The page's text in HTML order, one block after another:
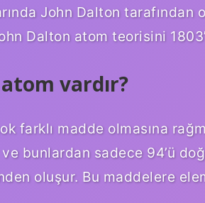
John Dalton
Dalton atom teorisini
vardır?
farklı madde olmasına
bunlardan sadece 94’ü
oluşur. Bu maddelere